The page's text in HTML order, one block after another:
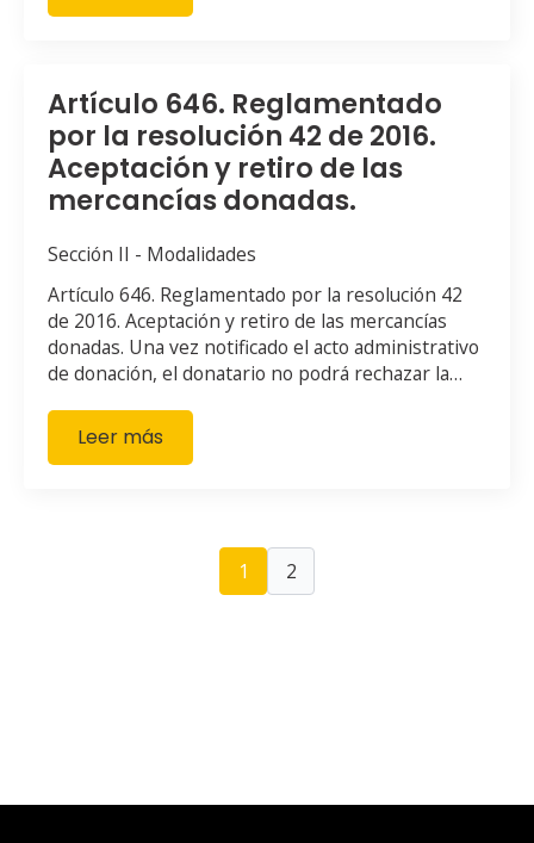
Artículo 646. Reglamentado
por la resolución 42 de 2016.
Aceptación y retiro de las
mercancías donadas.
Sección II - Modalidades
Artículo 646. Reglamentado por la resolución 42
de 2016. Aceptación y retiro de las mercancías
donadas. Una vez notificado el acto administrativo
de donación, el donatario no podrá rechazar la…
Leer más
1 2